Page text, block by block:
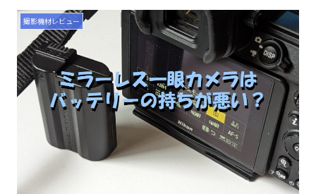
撮影機材レビュー